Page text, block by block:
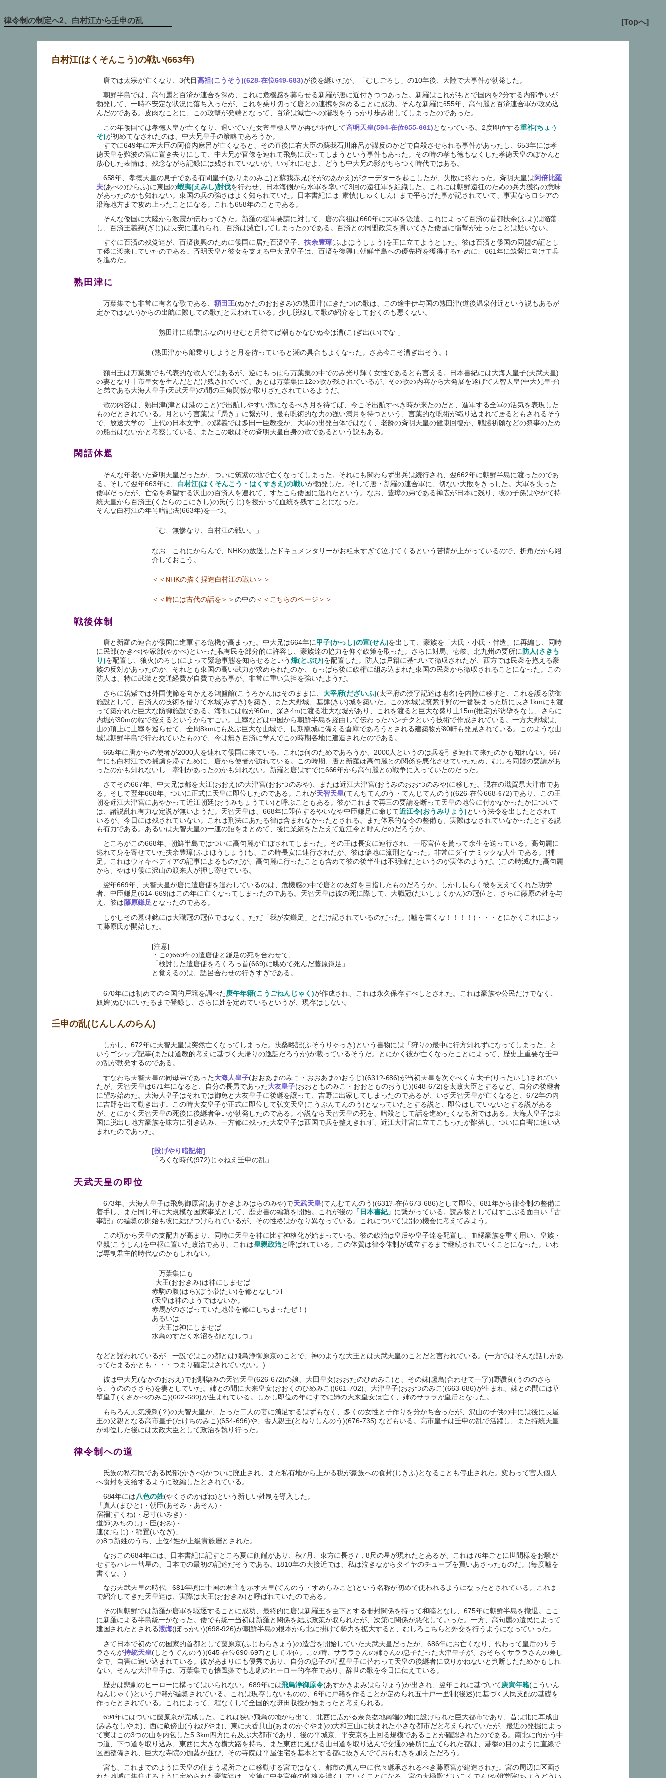
律令制の制定へ2、白村江から壬申の乱 [Topへ]
白村江(はくそんこう)の戦い(663年)
唐では太宗が亡くなり、3代目高祖(こうそう)(628-在位649-683)が後を継いだが、「むしごろし」の10年後、大陸で大事件が勃発した。
朝鮮半島では、高句麗と百済が連合を深め、これに危機感を募らせる新羅が唐に近付きつつあった。新羅はこれがもとで国内を2分する内部争いが
勃発して、一時不安定な状況に落ち入ったが、これを乗り切って唐との連携を深めることに成功。そんな新羅に655年、高句麗と百済連合軍が攻め込
んだのである。皮肉なことに、この攻撃が発端となって、百済は滅亡への階段をうっかり歩み出してしまったのであった。
この年倭国では孝徳天皇が亡くなり、退いていた女帝皇極天皇が再び即位して斉明天皇(594-在位655-661)となっている。2度即位する重祚(ちょう
そ)が初めてなされたのは、中大兄皇子の策略であろうか。
すでに649年に左大臣の阿倍内麻呂が亡くなると、その直後に右大臣の蘇我石川麻呂が謀反のかどで自殺させられる事件があったし、653年には孝
徳天皇を難波の宮に置き去りにして、中大兄が官僚を連れて飛鳥に戻ってしまうという事件もあった。その時の孝も徳もなくした孝徳天皇のぽかんと
放心した表情は、残念ながら記録には残されていないが、いずれにせよ、どうも中大兄の影がちらつく時代ではある。
658年、孝徳天皇の息子である有間皇子(ありまのみこ)と蘇我赤兄(そがのあかえ)がクーデターを起こしたが、失敗に終わった。斉明天皇は阿倍比羅
夫(あべのひらふ)に東国の蝦夷(えみし)討伐を行わせ、日本海側から水軍を率いて3回の遠征軍を組織した。これには朝鮮遠征のための兵力獲得の意味
があったのかも知れない。東国の兵の強さはよく知られていた。日本書紀には｢粛慎(しゅくしん)｣まで平らげた事が記されていて、事実ならロシアの
沿海地方まで攻め上ったことになる。これも658年のことである。
そんな倭国に大陸から激震が伝わってきた。新羅の援軍要請に対して、唐の高祖は660年に大軍を派遣。これによって百済の首都扶余(ふよ)は陥落
し、百済王義慈(ぎじ)は長安に連れられ、百済は滅亡してしまったのである。百済との同盟政策を貫いてきた倭国に衝撃が走ったことは疑いない。
すぐに百済の残党達が、百済復興のために倭国に居た百済皇子、 扶余豊璋(ふよほうしょう)を王に立てようとした。彼は百済と倭国の同盟の証とし
て倭に渡来していたのである。斉明天皇と彼女を支える中大兄皇子は、百済を復興し朝鮮半島への優先権を獲得するために、661年に筑紫に向けて兵
を進めた。
熟田津に
万葉集でも非常に有名な歌である、 額田王(ぬかたのおおきみ)の熟田津(にきたつ)の歌は、この途中伊与国の熟田津(道後温泉付近という説もあるが
定かではない)からの出航に際しての歌だと云われている。少し脱線して歌の紹介をしておくのも悪くない。
「熟田津に船乗(ふなの)りせむと月待てば潮もかなひぬ今は漕(こ)ぎ出(い)でな 」
(熟田津から船乗りしようと月を待っていると潮の具合もよくなった。さあ今こそ漕ぎ出そう。)
額田王は万葉集でも代表的な歌人ではあるが、逆にもっぱら万葉集の中でのみ光り輝く女性であるとも言える。日本書紀には大海人皇子(天武天皇)
の妻となり十市皇女を生んだとだけ残されていて、あとは万葉集に12の歌が残されているが、その歌の内容から大発展を遂げて天智天皇(中大兄皇子)
と弟である大海人皇子(天武天皇)の間の三角関係が取りざたされているようだ。
歌の内容は、熟田津(津とは港のこと)で出航しやすい潮になるべき月を待てば、今こそ出航すべき時が来たのだと、進軍する全軍の活気を表現した
ものだとされている。月という言葉は「憑き」に繋がり、最も呪術的な力の強い満月を待つという、言葉的な呪術が織り込まれて居るともされるそう
で、放送大学の「上代の日本文学」の講義では多田一臣教授が、大軍の出発自体ではなく、老齢の斉明天皇の健康回復か、戦勝祈願などの祭事のため
の船出はないかと考察している。またこの歌はその斉明天皇自身の歌であるという説もある。
閑話休題
そんな年老いた斉明天皇だったが、ついに筑紫の地で亡くなってしまった。それにも関わらず出兵は続行され、翌662年に朝鮮半島に渡ったのであ
る。そして翌年663年に、 白村江(はくそんこう・はくすきえ)の戦いが勃発した。そして唐・新羅の連合軍に、切ない大敗をきっした。大軍を失った
倭軍だったが、亡命を希望する沢山の百済人を連れて、すたこら倭国に逃れたという。なお、豊璋の弟である禅広が日本に残り、彼の子孫はやがて持
統天皇から百済王(くだらのこにきし)の氏(うじ)を授かって血統を残すことになった。
そんな白村江の年号暗記法(663年)を一つ。
「む、無惨なり、白村江の戦い。」
なお、これにからんで、NHKの放送したドキュメンタリーがお粗末すぎて泣けてくるという苦情が上がっているので、折角だから紹
介しておこう。
＜＜NHKの描く捏造白村江の戦い＞＞
＜＜時には古代の話を＞＞の中の＜＜こちらのページ＞＞
戦後体制
唐と新羅の連合が倭国に進軍する危機が高まった。中大兄は664年に甲子(かっし)の宣(せん)を出して、豪族を「大氏・小氏・伴造」に再編し、同時
に民部(かきべ)や家部(やかべ)といった私有民を部分的に許容し、豪族達の協力を仰ぐ政策を取った。さらに対馬、壱岐、北九州の要所に防人(さきも
り)を配置し、狼火(のろし)によって緊急事態を知らせるという烽(とぶひ)を配置した。防人は戸籍に基づいて徴収されたが、西方では民衆を抱える豪
族の反対があったのか、それとも東国の高い武力が求められたのか、もっぱら後に政権に組み込まれた東国の民衆から徴収されることになった。この
防人は、特に武装と交通経費が自費である事が、非常に重い負担を強いたようだ。
さらに筑紫では外国使節を向かえる鴻臚館(こうろかん)はそのままに、 大宰府(だざいふ)(太宰府の漢字記述は地名)を内陸に移すと、これを護る防御
施設として、百済人の技術を借りて水城(みずき)を築き、また大野城、基肄(きい)城を築いた。この水城は筑紫平野の一番狭まった所に長さ1kmにも渡
って築かれた巨大な防御施設である。海側には幅が60m、深さ4mに渡る壮大な堀があり、これを渡ると巨大な盛り土15m(推定)が防壁をなし、さらに
内堀が30mの幅で控えるというからすごい。土塁などは中国から朝鮮半島を経由して伝わったハンチクという技術で作成されている。一方大野城は、
山の頂上に土塁を巡らせて、全周8kmにも及ぶ巨大な山城で、長期籠城に備える倉庫であろうとされる建築物が80軒も発見されている。このような山
城は朝鮮半島で行われていたもので、今は無き百済に学んでこの時期各地に建造されたのである。
665年に唐からの使者が2000人を連れて倭国に来ている。これは何のためであろうか、2000人というのは兵を引き連れて来たのかも知れない。667
年にも白村江での捕虜を帰すために、唐から使者が訪れている。この時期、唐と新羅は高句麗との関係を悪化させていたため、むしろ同盟の要請があ
ったのかも知れないし、牽制があったのかも知れない。新羅と唐はすでに666年から高句麗との戦争に入っていたのだった。
さてその667年、中大兄は都を大江(おおえ)の大津宮(おおつのみや)、または近江大津宮(おうみのおおつのみや)に移した。現在の滋賀県大津市であ
る。そして翌年668年、ついに正式に天皇に即位したのである。これが天智天皇(てんちてんのう・てんじてんのう)(626-在位668-672)であり、この王
朝を近江大津宮にあやかって近江朝廷(おうみちょうてい)と呼ぶこともある。彼がこれまで再三の要請を断って天皇の地位に付かなかったかについて
は、諸説乱れ有力な定説が無いようだ。天智天皇は、668年に即位するやいなや中臣鎌足に命じて近江令(おうみりょう)という法令を出したとされて
いるが、今日には残されていない。これは刑法にあたる律は含まれなかったとされる。また体系的な令の整備も、実際はなされていなかったとする説
も有力である。あるいは天智天皇の一連の詔をまとめて、後に業績をたたえて近江令と呼んだのだろうか。
ところがこの668年、朝鮮半島ではついに高句麗が亡ぼされてしまった。その王は長安に連行され、一応官位を貰って余生を送っている。高句麗に
逃れて身を寄せていた扶余豊璋(ふよほうしょう)も、この時長安に連行されたが、彼は僻地に流刑となった。非常にダイナミックな人生である。(補
足。これはウィキペディアの記事によるものだが、高句麗に行ったことも含めて彼の後半生は不明瞭だというのが実体のようだ。)この時滅びた高句麗
から、やはり倭に沢山の渡来人が押し寄せている。
翌年669年、天智天皇が唐に遣唐使を遣わしているのは、危機感の中で唐との友好を目指したものだろうか。しかし長らく彼を支えてくれた功労
者、中臣鎌足(614-669)はこの年に亡くなってしまったのである。天智天皇は彼の死に際して、大職冠(だいしょくかん)の冠位と、さらに藤原の姓を与
え、彼は藤原鎌足となったのである。
しかしその墓碑銘には大職冠の冠位ではなく、ただ「我が友鎌足」とだけ記されているのだった。(嘘を書くな！！！！)・・・とにかくこれによっ
て藤原氏が開始した。
[注意]
・この669年の遣唐使と鎌足の死を合わせて、
「検討した遣唐使をろくろっ首(669)に眺めて死んだ藤原鎌足」
と覚えるのは、語呂合わせの行きすぎである。
670年には初めての全国的戸籍を調べた庚午年籍(こうごねんじゃく)が作成され、これは永久保存すべしとされた。これは豪族や公民だけでなく、
奴婢(ぬひ)にいたるまで登録し、さらに姓を定めているというが、現存はしない。
壬申の乱(じんしんのらん)
しかし、672年に天智天皇は突然亡くなってしまった。扶桑略記(ふそうりゃっき)という書物には「狩りの最中に行方知れずになってしまった」と
いうゴシップ記事(または道教的考えに基づく天帰りの逸話だろうか)が載っているそうだ。とにかく彼が亡くなったことによって、歴史上重要な壬申
の乱が勃発するのである。
すなわち天智天皇の同母弟であった大海人皇子(おおあまのみこ・おおあまのおうじ)(631?-686)が当初天皇を次ぐべく立太子(りったいし)されてい
たが、天智天皇は671年になると、自分の長男であった大友皇子(おおとものみこ・おおとものおうじ)(648-672)を太政大臣とするなど、自分の後継者
に望み始めた。大海人皇子はそれでは御免と大友皇子に後継を譲って、吉野に出家してしまったのであるが、いざ天智天皇が亡くなると、672年の内
に吉野を出て動き出す。この時大友皇子が正式に即位して弘文天皇(こうぶんてんのう)となっていたとする説と、即位はしていないとする説がある
が、とにかく天智天皇の死後に後継者争いが勃発したのである。小説なら天智天皇の死を、暗殺として話を進めたくなる所ではある。大海人皇子は東
国に脱出し地方豪族を味方に引き込み、一方都に残った大友皇子は西国で兵を整えきれず、近江大津宮に立てこもったが陥落し、ついに自害に追い込
まれたのであった。
[投げやり暗記術]
「ろくな時代(972)じゃねえ壬申の乱」
天武天皇の即位
673年、大海人皇子は飛鳥御原宮(あすかきよみはらのみや)で天武天皇(てんむてんのう)(631?-在位673-686)として即位。681年から律令制の整備に
着手し、また同じ年に大規模な国家事業として、歴史書の編纂を開始。これが後の「日本書紀」 に繋がっている。読み物としてはすこぶる面白い「古
事記」の編纂の開始も彼に結びつけられているが、その性格はかなり異なっている。これについては別の機会に考えてみよう。
この頃から天皇の支配力が高まり、同時に天皇を神に比す神格化が始まっている。彼の政治は皇后や皇子達を配置し、血縁豪族を重く用い、皇族・
皇親(こうしん)を中枢に置いた政治であり、これは皇親政治と呼ばれている。この体質は律令体制が成立するまで継続されていくことになった。いわ
ば専制君主的時代なのかもしれない。
万葉集にも
｢大王(おおきみ)は神にしませば
赤駒の腹(はら)ぼう帯(たい)を都となしつ｣
(天皇は神のようではないか。
赤馬がのさばっていた地帯を都にしちまったぜ！)
あるいは
「大王は神にしませば
水鳥のすだく水沼を都となしつ」
などと謡われているが、一説ではこの都とは飛鳥浄御原京のことで、神のような大王とは天武天皇のことだと言われている。(一方ではそんな話しがあ
ってたまるかとも・・・つまり確定はされていない。)
彼は中大兄(なかのおおえ)でお馴染みの天智天皇(626-672)の娘、大田皇女(おおたのひめみこ)と、その妹[盧鳥(合わせて一字)]野讚良(うののさら
ら、うののささら)を妻としていた。姉との間に大来皇女(おおくのひめみこ)(661-702)、大津皇子(おおつのみこ)(663-686)が生まれ、妹との間には草
壁皇子(くさかべのみこ)(662-689)が生まれている。しかし即位の年にすでに姉の大来皇女は亡く、姉のサララが皇后となった。
もちろん元気溌剌(？)の天智天皇が、たった二人の妻に満足するはずもなく、多くの女性と子作りを分かち合ったが、沢山の子供の中には後に長屋
王の父親となる高市皇子(たけちのみこ)(654-696)や、舎人親王(とねりしんのう)(676-735) などもいる。高市皇子は壬申の乱で活躍し、また持統天皇
が即位した後には太政大臣として政治を執り行った。
律令制への道
氏族の私有民である民部(かきべ)がついに廃止され、また私有地から上がる税が豪族への食封(じきふ)となることも停止された。変わって官人個人
へ食封を支給するように改編したとされている。
684年には八色の姓(やくさのかばね)という新しい姓制を導入した。
「真人(まひと)・朝臣(あそみ・あそん)・
宿禰(すくね)・忌寸(いみき)・
道師(みちのし)・臣(おみ)・
連(むらじ)・稲置(いなぎ)」
の8つ新姓のうち、上位4姓が上級貴族層とされた。
なおこの684年には、日本書紀に記すところ夏に飢饉があり、秋7月、東方に長さ7，8尺の星が現れたとあるが、これは76年ごとに世間様をお騒が
せするハレー彗星の、日本での最初の記述だそうである。1810年の大接近では、私は泣きながらタイヤのチューブを買いあさったものだ。(毎度嘘を
書くな。)
なお天武天皇の時代、681年頃に中国の君主を示す天皇(てんのう・すめらみこと)という名称が初めて使われるようになったとされている。これま
で紹介してきた天皇達は、実際は大王(おおきみ)と呼ばれていたのである。
その間朝鮮では新羅が唐軍を駆逐することに成功、最終的に唐は新羅王を臣下とする冊封関係を持って和睦となし、675年に朝鮮半島を撤退。ここ
に新羅による半島統一がなった。倭でも統一当初は新羅と関係を結ぶ政策が取られたが、次第に関係が悪化していった。一方、高句麗の遺民によって
建国されたとされる渤海(ぼっかい)(698-926)が朝鮮半島の根本から北に掛けて勢力を拡大すると、むしろこちらと外交を行うようになっていった。
さて日本で初めての国家的首都として藤原京(ふじわらきょう)の造営を開始していた天武天皇だったが、686年にお亡くなり、代わって皇后のサラ
ラさんが持統天皇(じとうてんのう)(645-在位690-697)として即位。この時、サララさんの姉さんの息子だった大津皇子が、おそらくサララさんの差し
金で、自害に追い込まれている。彼があまりにも優秀であり、自分の息子の草壁皇子に替わって天皇の後継者に成りかねないと判断したためかもしれ
ない。そんな大津皇子は、万葉集でも懐風藻でも悲劇のヒーロー的存在であり、辞世の歌を今日に伝えている。
歴史は悲劇のヒーローに構ってはいられない。689年には飛鳥浄御原令(あすかきよみはらりょう)が出され、翌年これに基づいて庚寅年籍(こういん
ねんじゃく)という戸籍が編纂されている。これは現存しないものの、6年に戸籍を作ることが定められ五十戸一里制(後述)に基づく人民支配の基礎を
作ったとされている。これによって、程なくして全国的な班田収授が始まったと考えられる。
694年にはついに藤原京が完成した。これは狭い飛鳥の地から出て、北西に広がる奈良盆地南端の地に設けられた巨大都市であり、昔は北に耳成山
(みみなしやま)、西に畝傍山(うねびやま)、東に天香具山(あまのかぐやま)の大和三山に挟まれた小さな都市だと考えられていたが、最近の発掘によっ
て実はこの3つの山を内包した5.3km四方にも及ぶ大都市であり、後の平城京、平安京を上回る規模であることが確認されたのである。南北に向かう中
つ道、下つ道を取り込み、東西に大きな横大路を持ち、また東西に延びる山田道を取り込んで交通の要所に立てられた都は、碁盤の目のように直線で
区画整備され、巨大な寺院の伽藍が並び、その寺院は平屋住宅を基本とする都に抜きんでておもむきを加えただろう。
宮も、これまでのように天皇の住まう場所ごとに移動する宮ではなく、都市の真ん中に代々継承されるべき藤原宮が建造された。宮の周辺に区画さ
れた地域に集住するように定められた豪族達は、次第に中央官僚の性格を濃くしていくことになる。宮の大極殿(だいこくでん)や朝堂院(ちょうどうい